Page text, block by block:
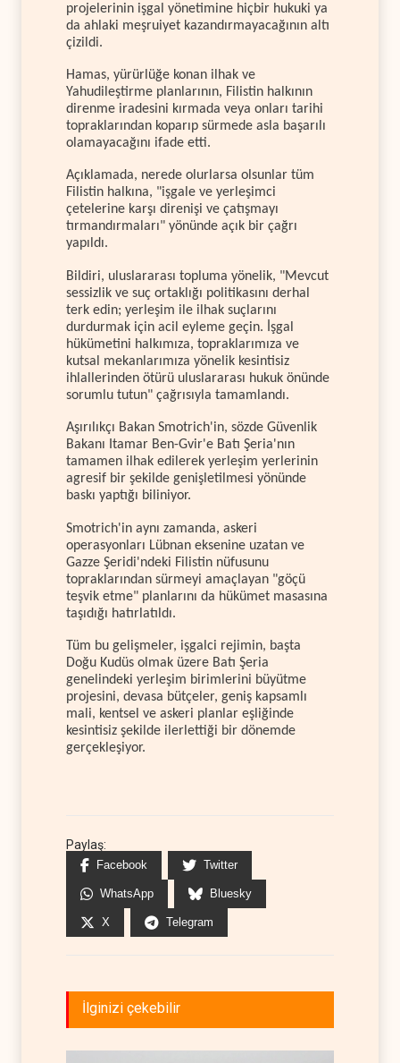
projelerinin işgal yönetimine hiçbir hukuki ya
da ahlaki meşruiyet kazandırmayacağının altı
çizildi.
Hamas, yürürlüğe konan ilhak ve
Yahudileştirme planlarının, Filistin halkının
direnme iradesini kırmada veya onları tarihi
topraklarından koparıp sürmede asla başarılı
olamayacağını ifade etti.
Açıklamada, nerede olurlarsa olsunlar tüm
Filistin halkına, "işgale ve yerleşimci
çetelerine karşı direnişi ve çatışmayı
tırmandırmaları" yönünde açık bir çağrı
yapıldı.
Bildiri, uluslararası topluma yönelik, "Mevcut
sessizlik ve suç ortaklığı politikasını derhal
terk edin; yerleşim ile ilhak suçlarını
durdurmak için acil eyleme geçin. İşgal
hükümetini halkımıza, topraklarımıza ve
kutsal mekanlarımıza yönelik kesintisiz
ihlallerinden ötürü uluslararası hukuk önünde
sorumlu tutun" çağrısıyla tamamlandı.
Aşırılıkçı Bakan Smotrich'in, sözde Güvenlik
Bakanı Itamar Ben-Gvir'e Batı Şeria'nın
tamamen ilhak edilerek yerleşim yerlerinin
agresif bir şekilde genişletilmesi yönünde
baskı yaptığı biliniyor.
Smotrich'in aynı zamanda, askeri
operasyonları Lübnan eksenine uzatan ve
Gazze Şeridi'ndeki Filistin nüfusunu
topraklarından sürmeyi amaçlayan "göçü
teşvik etme" planlarını da hükümet masasına
taşıdığı hatırlatıldı.
Tüm bu gelişmeler, işgalci rejimin, başta
Doğu Kudüs olmak üzere Batı Şeria
genelindeki yerleşim birimlerini büyütme
projesini, devasa bütçeler, geniş kapsamlı
mali, kentsel ve askeri planlar eşliğinde
kesintisiz şekilde ilerlettiği bir dönemde
gerçekleşiyor.
Paylaş:
Facebook Twitter
WhatsApp Bluesky
X Telegram
İlginizi çekebilir